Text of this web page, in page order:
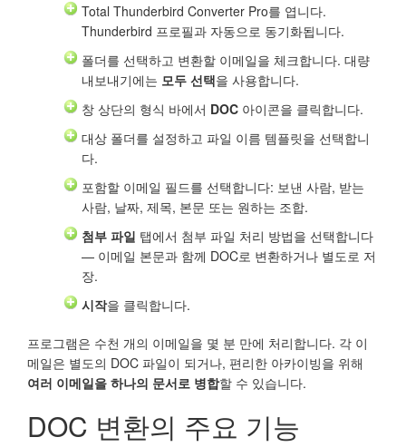
Total Thunderbird Converter Pro를 엽니다.
Thunderbird 프로필과 자동으로 동기화됩니다.
폴더를 선택하고 변환할 이메일을 체크합니다. 대량
내보내기에는 모두 선택을 사용합니다.
창 상단의 형식 바에서 DOC 아이콘을 클릭합니다.
대상 폴더를 설정하고 파일 이름 템플릿을 선택합니
다.
포함할 이메일 필드를 선택합니다: 보낸 사람, 받는
사람, 날짜, 제목, 본문 또는 원하는 조합.
첨부 파일 탭에서 첨부 파일 처리 방법을 선택합니다
— 이메일 본문과 함께 DOC로 변환하거나 별도로 저
장.
시작을 클릭합니다.
프로그램은 수천 개의 이메일을 몇 분 만에 처리합니다. 각 이
메일은 별도의 DOC 파일이 되거나, 편리한 아카이빙을 위해
여러 이메일을 하나의 문서로 병합할 수 있습니다.
DOC 변환의 주요 기능